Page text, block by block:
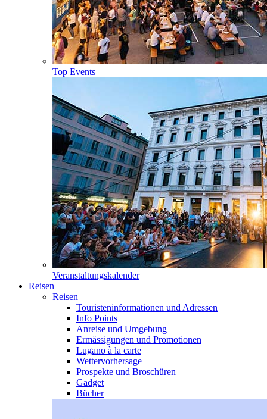
Top Events
Veranstaltungskalender
Reisen
Reisen
Touristeninformationen und Adressen
Info Points
Anreise und Umgebung
Ermässigungen und Promotionen
Lugano à la carte
Wettervorhersage
Prospekte und Broschüren
Gadget
Bücher